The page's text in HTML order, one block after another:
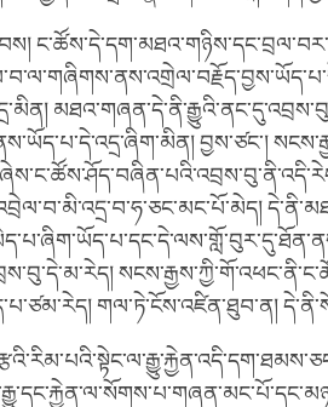
བྱས་ཙང་།
གལ་ཏེ་ངོས་འཛིན་ཐུབ་ན།